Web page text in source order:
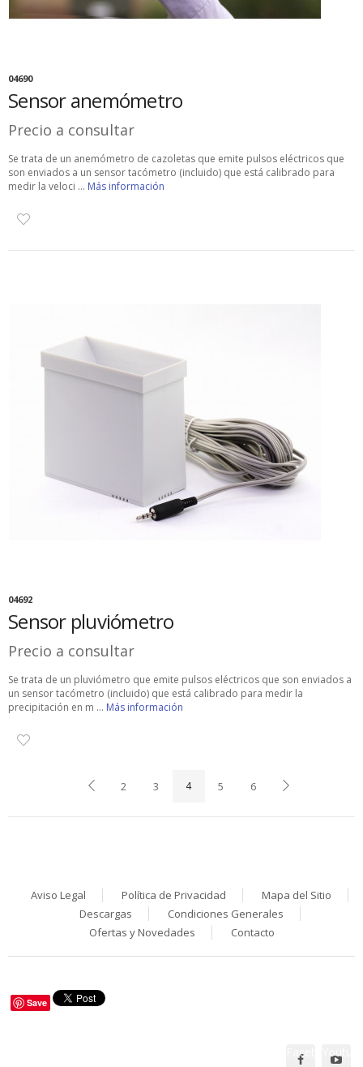
04690
Sensor anemómetro
Precio a consultar
Se trata de un anemómetro de cazoletas que emite pulsos eléctricos que
son enviados a un sensor tacómetro (incluido) que está calibrado para
medir la veloci ... Más información
04692
Sensor pluviómetro
Precio a consultar
Se trata de un pluviómetro que emite pulsos eléctricos que son enviados a
un sensor tacómetro (incluido) que está calibrado para medir la
precipitación en m ... Más información
2 3 4 5 6
Aviso Legal Política de Privacidad
Mapa del Sitio
Descargas
Condiciones Generales
Ofertas y Novedades
Contacto
Save
Facebook